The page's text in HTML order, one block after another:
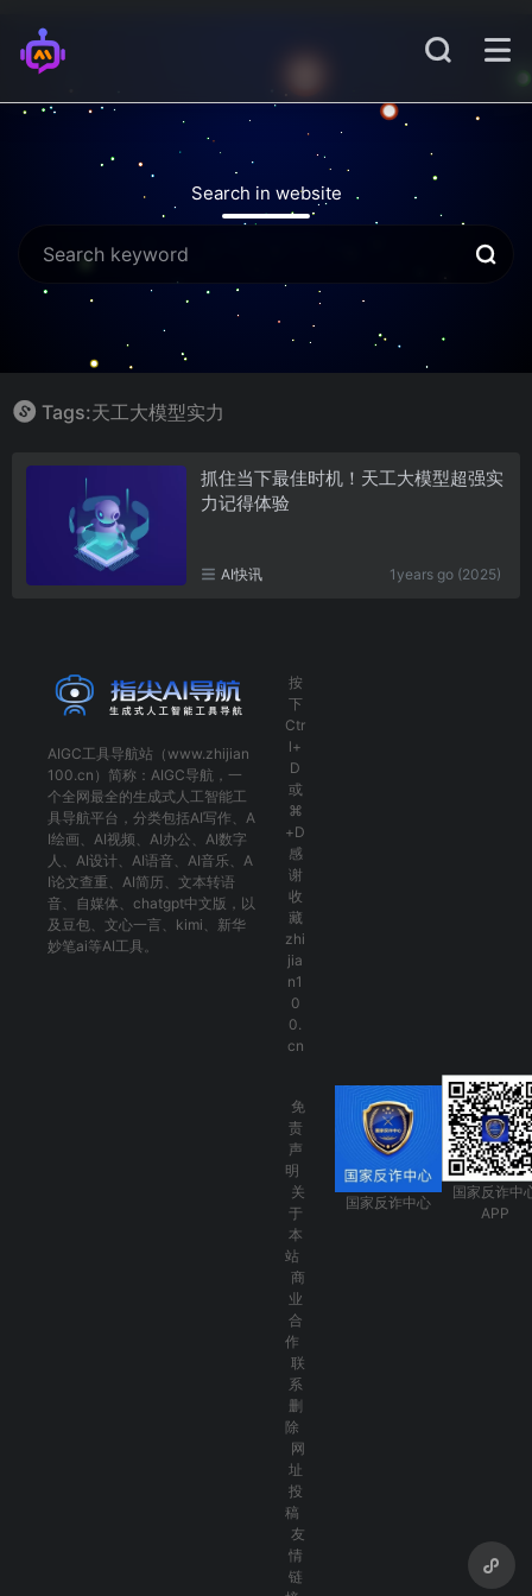
Search in website
Tags:天工大模型实力
抓住当下最佳时机！天工大模型超强实
力记得体验
AI快讯 1years go (2025)
AIGC工具导航站（www.zhijian
100.cn）简称： AIGC导航 ，一
个全网最全的生成式人工智能工
具导航平台，分类包括AI写作 、 A
I绘画 、 AI视频 、 AI办公 、 AI数字
人 、 AI设计、 AI语音、 AI音乐、 A
I论文查重 、 AI简历 、 文本转语
音、 自媒体 、 chatgpt中文版 ，以
及 豆包、 文心一言 、 kimi 、 新华
妙笔ai等AI工具。
按
下
Ctr
l+
D
或
⌘
+D
感
谢
收
藏
zhi
jia
n1
0
0.
cn
免
责
声
明
关
于
本
站
商
业
合
作
联
系
删
除
网
址
投
稿
友
情
链
国家反诈中心
国家反诈中
APP